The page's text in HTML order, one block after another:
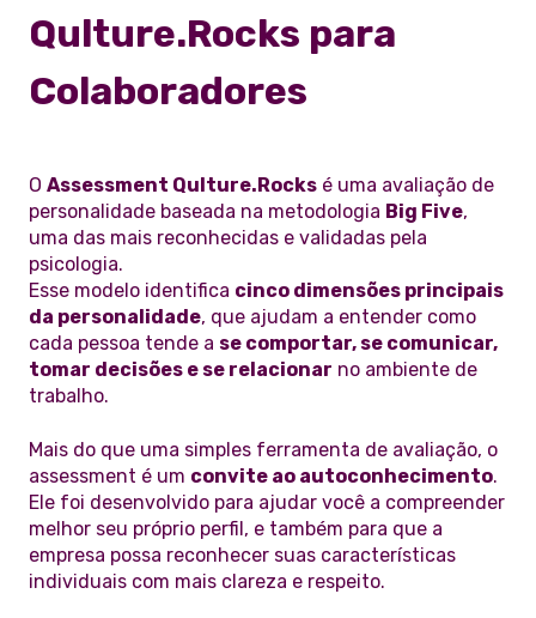
Qulture.Rocks para
Colaboradores
O Assessment Qulture.Rocks é uma avaliação de
personalidade baseada na metodologia Big Five,
uma das mais reconhecidas e validadas pela
psicologia.
Esse modelo identifica cinco dimensões principais
da personalidade, que ajudam a entender como
cada pessoa tende a se comportar, se comunicar,
tomar decisões e se relacionar no ambiente de
trabalho.
Mais do que uma simples ferramenta de avaliação, o
assessment é um convite ao autoconhecimento.
Ele foi desenvolvido para ajudar você a compreender
melhor seu próprio perfil, e também para que a
empresa possa reconhecer suas características
individuais com mais clareza e respeito.